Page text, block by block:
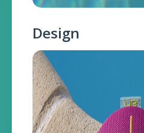
Design